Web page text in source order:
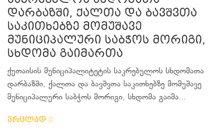
დარბაზში, ქალთა და ბავშვთა
საკითხებზე მომუშავე
მუნიციპალური საბჭოს მორიგი,
სხდომა გაიმართა
ქუთაისის მუნიციპალიტეტის საკრებულოს სხდომათა
დარბაზში, ქალთა და ბავშვთა საკითხებზე მომუშავე
მუნიციპალური საბჭოს მორიგი, სხდომა გაიმა...
ვრცლად